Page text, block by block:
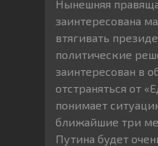
Нынешняя
заинтересована
втягивать
политические
заинтересован в
отстраняться от
понимает
ближайшие три
Путина будет